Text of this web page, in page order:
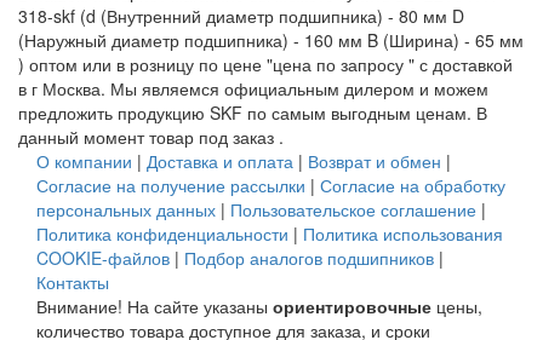
318-skf (d (Внутренний диаметр подшипника) - 80 мм D
(Наружный диаметр подшипника) - 160 мм B (Ширина) - 65 мм
) оптом или в розницу по цене "цена по запросу " с доставкой
в г Москва. Мы являемся официальным дилером и можем
предложить продукцию SKF по самым выгодным ценам. В
данный момент товар под заказ .
О компании | Доставка и оплата | Возврат и обмен |
Согласие на получение рассылки | Согласие на обработку
персональных данных | Пользовательское соглашение |
Политика конфиденциальности | Политика использования
COOKIE-файлов | Подбор аналогов подшипников |
Контакты
Внимание! На сайте указаны ориентировочные цены,
количество товара доступное для заказа, и сроки